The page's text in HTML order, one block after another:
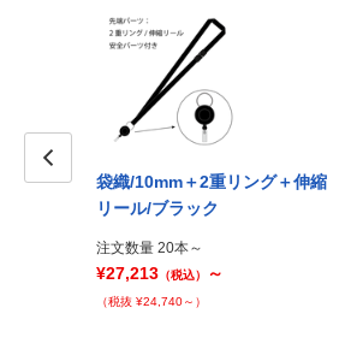
袋織/10mm＋2重リング＋伸縮
リール/ブラック
注文数量 20本～
¥27,213 （税込） ～
（税抜 ¥24,740～）